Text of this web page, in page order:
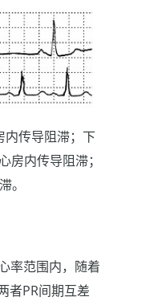
传导阻滞；下
内传导阻滞；
。
率范围内，随着
者PR间期互差